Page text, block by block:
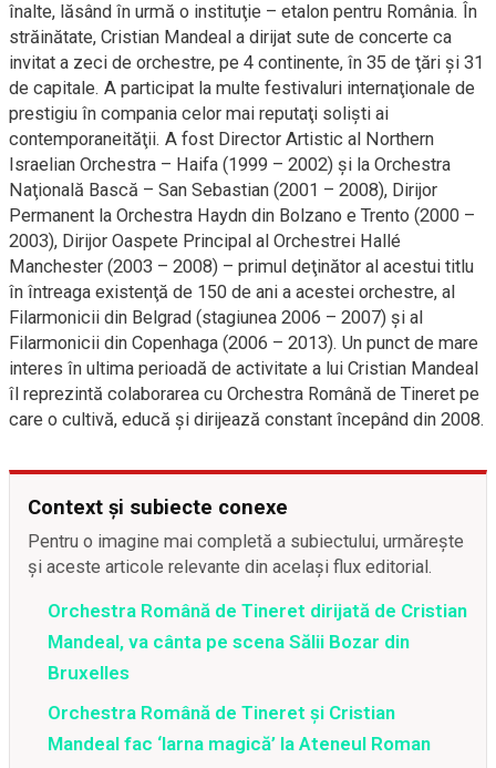
înalte, lăsând în urmă o instituţie – etalon pentru România. În
străinătate, Cristian Mandeal a dirijat sute de concerte ca
invitat a zeci de orchestre, pe 4 continente, în 35 de ţări şi 31
de capitale. A participat la multe festivaluri internaţionale de
prestigiu în compania celor mai reputaţi solişti ai
contemporaneităţii. A fost Director Artistic al Northern
Israelian Orchestra – Haifa (1999 – 2002) şi la Orchestra
Naţională Bască – San Sebastian (2001 – 2008), Dirijor
Permanent la Orchestra Haydn din Bolzano e Trento (2000 –
2003), Dirijor Oaspete Principal al Orchestrei Hallé
Manchester (2003 – 2008) – primul deţinător al acestui titlu
în întreaga existenţă de 150 de ani a acestei orchestre, al
Filarmonicii din Belgrad (stagiunea 2006 – 2007) şi al
Filarmonicii din Copenhaga (2006 – 2013). Un punct de mare
interes în ultima perioadă de activitate a lui Cristian Mandeal
îl reprezintă colaborarea cu Orchestra Română de Tineret pe
care o cultivă, educă şi dirijează constant începând din 2008.
Context și subiecte conexe
Pentru o imagine mai completă a subiectului, urmărește
și aceste articole relevante din același flux editorial.
Orchestra Română de Tineret dirijată de Cristian
Mandeal, va cânta pe scena Sălii Bozar din
Bruxelles
Orchestra Română de Tineret şi Cristian
Mandeal fac ‘Iarna magică’ la Ateneul Roman